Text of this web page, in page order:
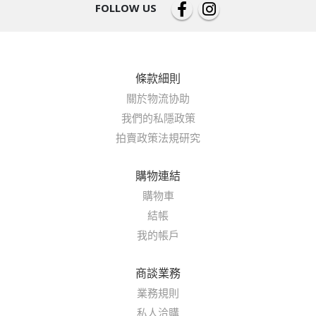
FOLLOW US
條款細則
關於物流协助
我們的私隱政策
拍賣政策法規研究
購物連結
購物車
結帳
我的帳戶
商談業務
業務規則
私人洽購